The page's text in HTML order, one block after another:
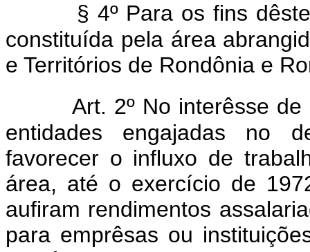
§ 4º Para os fins
constituída pela área
e Territórios de Rondônia e
Art. 2º No interêsse
entidades engajadas no
favorecer o influxo de
área, até o exercício de
aufiram rendimentos
para emprêsas ou